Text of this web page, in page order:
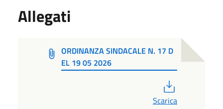
Allegati
ORDINANZA SINDACALE N. 17 D
EL 19 05 2026
Scarica